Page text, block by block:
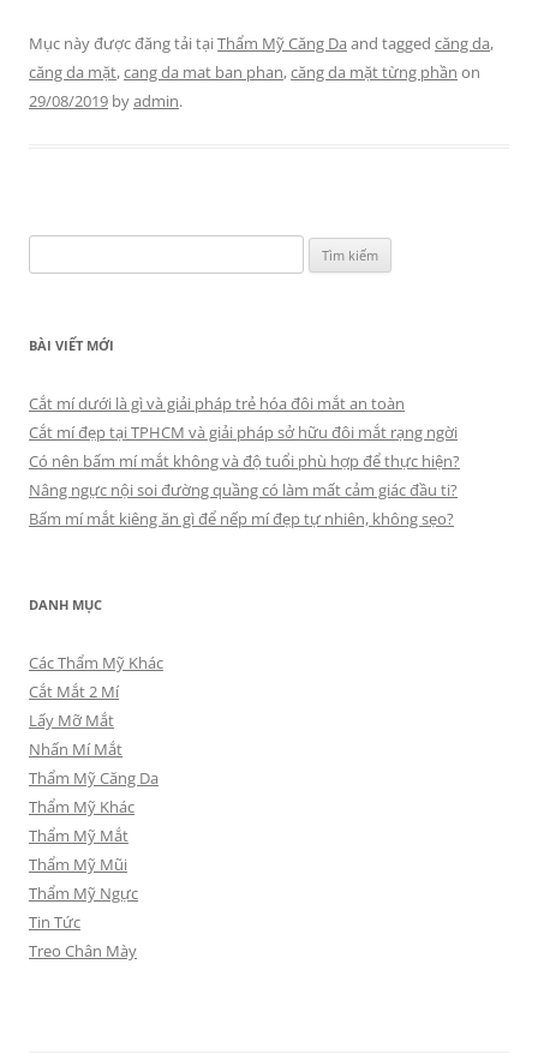
Mục này được đăng tải tạiThẩm Mỹ Căng Da and tagged căng da,
căng da mặt,cang da mat ban phan,căng da mặt từng phần on
29/08/2019 byadmin.
kiếm
BÀI VIẾT MỚI
Cắt mí dưới là gì và giải pháp trẻ hóa đôi mắt an toàn
Cắt mí đẹp tại TPHCM và giải pháp sở hữu đôi mắt rạng ngời
Có nên bấm mí mắt không và độ tuổi phù hợp để thực hiện?
Nâng ngực nội soi đường quầng có làm mất cảm giác đầu ti?
Bấm mí mắt kiêng ăn gì để nếp mí đẹp tự nhiên, không sẹo?
DANH MỤC
Các Thẩm Mỹ Khác
Cắt Mắt 2 Mí
Lấy Mỡ Mắt
Nhấn Mí Mắt
Thẩm Mỹ Căng Da
Thẩm Mỹ Khác
Thẩm Mỹ Mắt
Thẩm Mỹ Mũi
Thẩm Mỹ Ngực
Tin Tức
Treo Chân Mày